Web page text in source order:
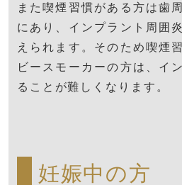
また喫煙習慣がある方は歯
にあり、インプラント周囲
えられます。そのため喫煙
ビースモーカーの方は、イ
ることが難しくなります。
妊娠中の方